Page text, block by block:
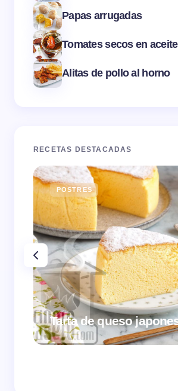
Papas arrugadas
Tomates secos en
Alitas de pollo al horno
RECETAS DESTACADAS
POSTRES
Tarta de queso